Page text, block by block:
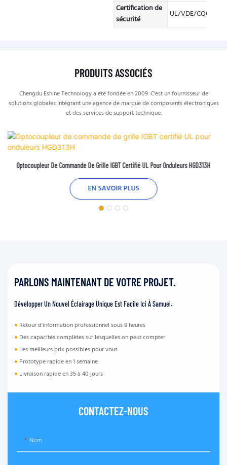
Certification de
sécurité
UL/VDE/CQC
PRODUITS ASSOCIÉS
Chengdu Eshine Technology a été fondée en 2009. C'est un fournisseur de
solutions globales intégrant une agence de marque de composants électroniques
et des services de support technique.
Optocoupleur De Commande De Grille IGBT Certifié UL Pour Onduleurs HGD313H
EN SAVOIR PLUS
PARLONS MAINTENANT DE VOTRE PROJET.
Développer Un Nouvel Éclairage Unique Est Facile Ici À Samuel.
● Retour d'information professionnel sous 8 heures
● Des capacités complètes sur lesquelles on peut compter
● Les meilleurs prix possibles pour vous
● Prototype rapide en 1 semaine
● Livraison rapide en 35 à 40 jours
CONTACTEZ-NOUS
Nom